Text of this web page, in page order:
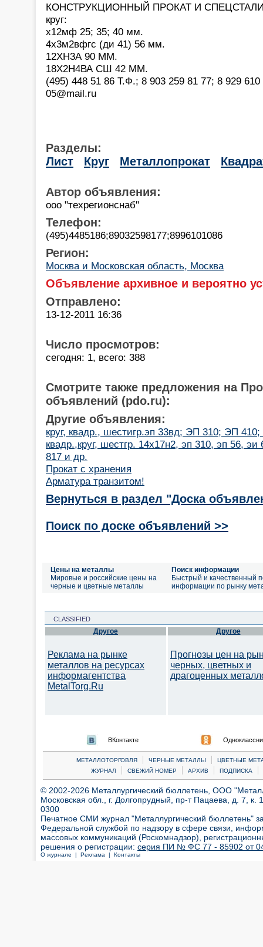
КОНСТРУКЦИОННЫЙ ПРОКАТ И
круг:
х12мф 25; 35; 40 мм.
4х3м2вфгс (ди 41) 56 мм.
12ХН3А 90 ММ.
18Х2Н4ВА СШ 42 ММ.
(495) 448 51 86 Т.Ф.; 8 903 259 81 77; 8 929
05@mail.ru
Разделы:
Лист
Круг Металлопрокат
Автор объявления:
ооо "техрегионснаб"
Телефон:
(495)4485186;89032598177;8996101086
Регион:
Москва и Московская область, Москва
Объявление архивное и вероятно
Отправлено:
13-12-2011 16:36
Число просмотров:
сегодня: 1, всего: 388
Смотрите также предложения на
объявлений (pdo.ru):
Другие объявления:
круг, квадр., шестигр.эп 33вд; ЭП 310; ЭП
квадр.,круг, шестгр. 14х17н2, эп 310, эп 56,
817 и др.
Прокат с хранения
Арматура транзитом!
Вернуться в раздел "Доска
Поиск по доске объявлений >>
Цены на металлы
Мировые и российские цены на
черные и цветные металлы
Поиск информации
Быстрый и качественный
информации по рынку
CLASSIFIED
Другое
Реклама на рынке
металлов на ресурсах
информагентства
MetalTorg.Ru
Другое
Прогнозы цен на
черных, цветных и
драгоценных
ВКонтакте
МЕТАЛЛОТОРГОВЛЯ | ЧЕРНЫЕ МЕТАЛЛЫ |
ЦВЕТНЫЕ
ЖУРНАЛ
| СВЕЖИЙ НОМЕР | АРХИВ | ПОДПИСКА |
© 2002-2026 Металлургический бюллетень, ООО
Московская обл., г. Долгопрудный, пр-т Пацаева, д. 7,
0300
Печатное СМИ журнал "Металлургический бюллетень"
Федеральной службой по надзору в сфере связи,
массовых коммуникаций (Роскомнадзор),
решения о регистрации: серия ПИ № ФС 77 - 85902 от 04
О журнале | Реклама | Контакты